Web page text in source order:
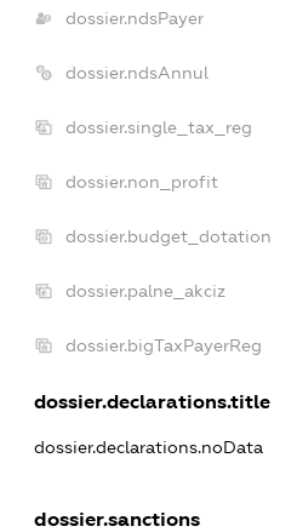
dossier.ndsPayer
dossier.ndsAnnul
dossier.single_tax_reg
dossier.non_profit
dossier.budget_dotation
dossier.palne_akciz
dossier.bigTaxPayerReg
dossier.declarations.title
dossier.declarations.noData
dossier.sanctions